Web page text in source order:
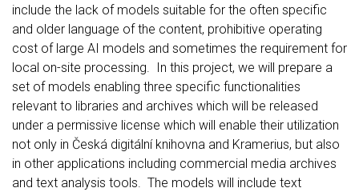
include the lack of models suitable for the often specific
and older language of the content, prohibitive operating
cost of large AI models and sometimes the requirement for
local on-site processing. In this project, we will prepare a
set of models enabling three specific functionalities
relevant to libraries and archives which will be released
under a permissive license which will enable their utilization
not only in Česká digitální knihovna and Kramerius, but also
in other applications including commercial media archives
and text analysis tools. The models will include text